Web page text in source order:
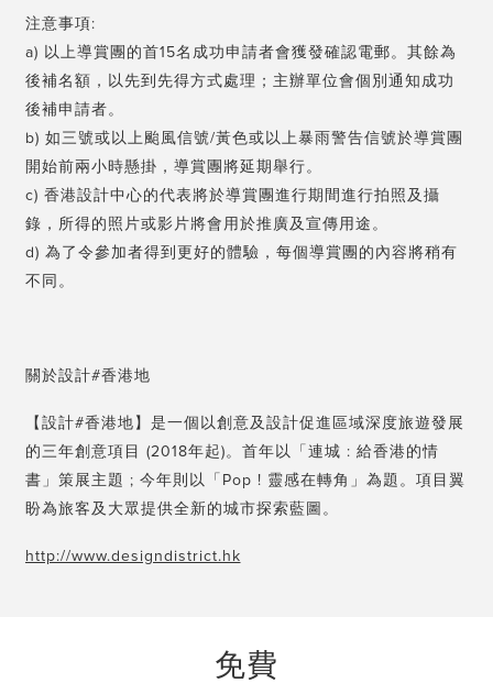
注意事項:
a) 以上導賞團的首15名成功申請者會獲發確認電郵。其餘為
後補名額，以先到先得方式處理；主辦單位會個別通知成功
後補申請者。
b) 如三號或以上颱風信號/黃色或以上暴雨警告信號於導賞團
開始前兩小時懸掛，導賞團將延期舉行。
c) 香港設計中心的代表將於導賞團進行期間進行拍照及攝
錄，所得的照片或影片將會用於推廣及宣傳用途。
d) 為了令參加者得到更好的體驗，每個導賞團的內容將稍有
不同。
關於設計#香港地
【設計#香港地】是一個以創意及設計促進區域深度旅遊發展
的三年創意項目 (2018年起)。首年以「連城 : 給香港的情
書」策展主題 ; 今年則以「Pop ! 靈感在轉角」為題。項目翼
盼為旅客及大眾提供全新的城市探索藍圖。
http://www.designdistrict.hk
免費